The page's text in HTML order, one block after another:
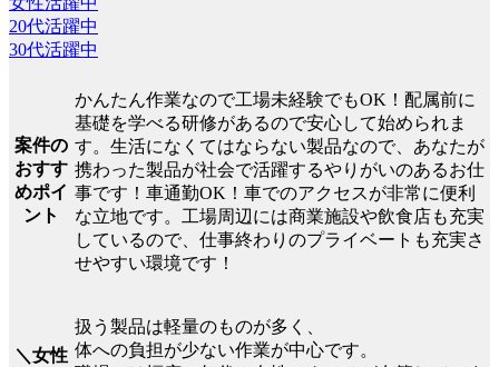
20代活躍中
30代活躍中
案件の
おすす
めポイ
ント
かんたん作業なので工場未経験でもOK！配属前に
基礎を学べる研修があるので安心して始められま
す。生活になくてはならない製品なので、あなたが
携わった製品が社会で活躍するやりがいのあるお仕
事です！車通勤OK！車でのアクセスが非常に便利
な立地です。工場周辺には商業施設や飲食店も充実
しているので、仕事終わりのプライベートも充実さ
せやすい環境です！
＼女性
扱う製品は軽量のものが多く、
体への負担が少ない作業が中心です。